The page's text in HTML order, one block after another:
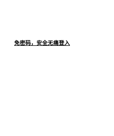
免密码，安全无痛登入